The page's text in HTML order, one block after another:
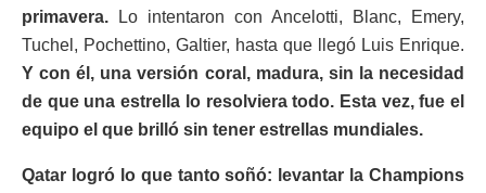
primavera. Lo intentaron con Ancelotti, Blanc, Emery,
Tuchel, Pochettino, Galtier, hasta que llegó Luis Enrique.
Y con él, una versión coral, madura, sin la necesidad
de que una estrella lo resolviera todo. Esta vez, fue el
equipo el que brilló sin tener estrellas mundiales.
Qatar logró lo que tanto soñó: levantar la Champions